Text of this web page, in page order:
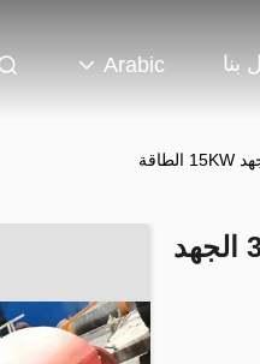
بنا Arabic
200 كجم لكل ساعة آلة تحميص الصناعية الكهربائية 380V الجهد